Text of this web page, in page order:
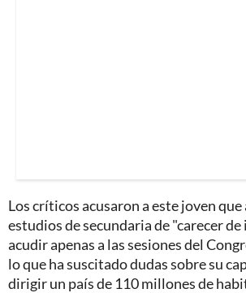
Los críticos acusaron a este joven
estudios de secundaria de "carecer
acudir apenas a las sesiones del
lo que ha suscitado dudas sobre su
dirigir un país de 110 millones de